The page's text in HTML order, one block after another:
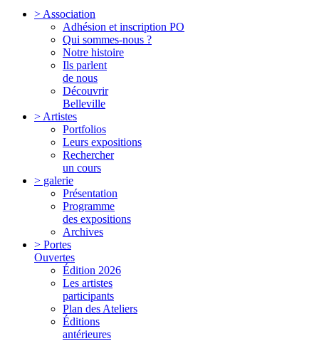
> Association
Adhésion et inscription PO
Qui sommes-nous ?
Notre histoire
Ils parlent
de nous
Découvrir
Belleville
> Artistes
Portfolios
Leurs expositions
Rechercher
un cours
> galerie
Présentation
Programme
des expositions
Archives
> Portes
Ouvertes
Édition 2026
Les artistes
participants
Plan des Ateliers
Éditions
antérieures